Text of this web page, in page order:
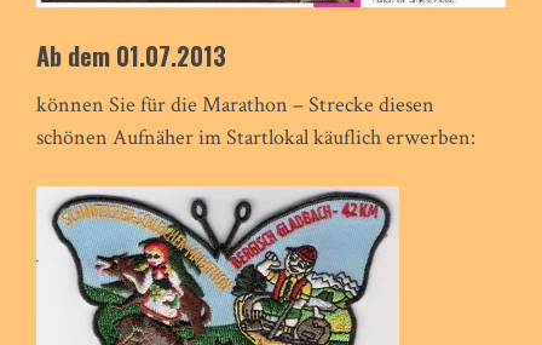
Ab dem 01.07.2013
können Sie für die Marathon – Strecke diesen
schönen Aufnäher im Startlokal käuflich erwerben: